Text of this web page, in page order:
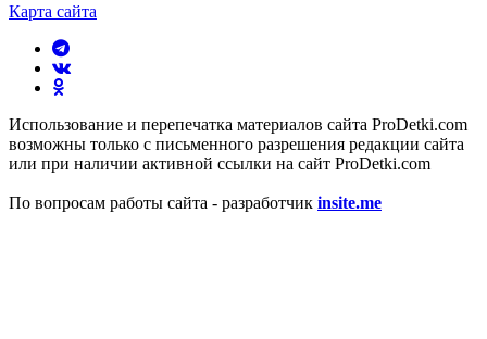
Карта сайта
Использование и перепечатка материалов сайта ProDetki.com
возможны только с письменного разрешения редакции сайта
или при наличии активной ссылки на сайт ProDetki.com
По вопросам работы сайта - разработчик insite.me